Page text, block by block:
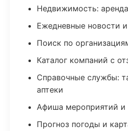
Недвижимость:
Ежедневные новости
Поиск по
Каталог компаний с
Справочные службы:
аптеки
Афиша мероприятий и
Прогноз погоды и